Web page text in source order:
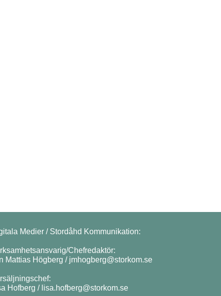
Medier / Stordåhd Kommunikation:
Chefredaktör:
Mattias Högberg / jmhogberg@storkom.se
Hofberg / lisa.hofberg@storkom.se